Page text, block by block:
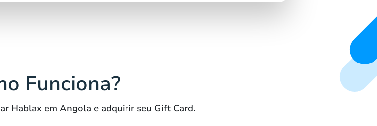
Funciona?
Hablax em Angola e adquirir seu Gift Card.